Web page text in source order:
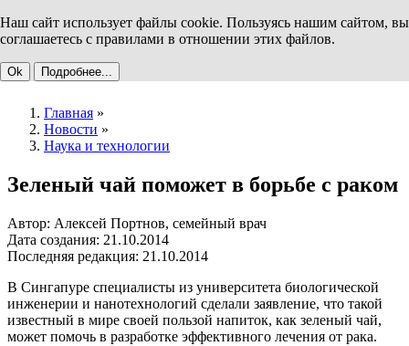
Наш сайт использует файлы cookie. Пользуясь нашим сайтом, вы
соглашаетесь с правилами в отношении этих файлов.
Ok Подробнее...
Главная »
Новости »
Наука и технологии
Зеленый чай поможет в борьбе с раком
Автор: Алексей Портнов, семейный врач
Дата создания: 21.10.2014
Последняя редакция: 21.10.2014
В Сингапуре специалисты из университета биологической
инженерии и нанотехнологий сделали заявление, что такой
известный в мире своей пользой напиток, как зеленый чай,
может помочь в разработке эффективного лечения от рака.